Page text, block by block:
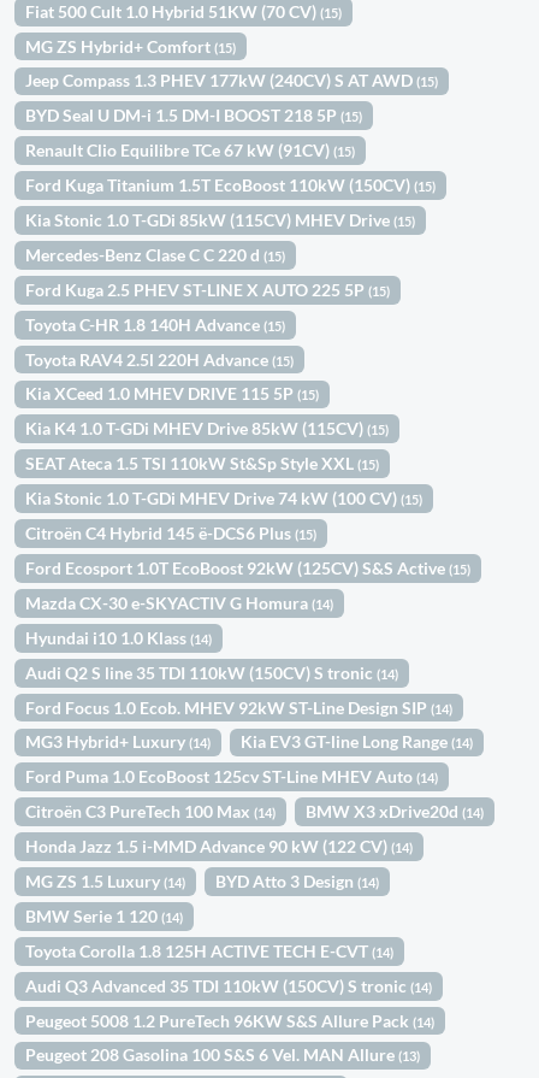
Fiat 500 Cult 1.0 Hybrid 51KW (70 CV)(15)
MG ZS Hybrid+ Comfort(15)
Jeep Compass 1.3 PHEV 177kW (240CV) S AT AWD(15)
BYD Seal U DM-i 1.5 DM-I BOOST 218 5P(15)
Renault Clio Equilibre TCe 67 kW (91CV)(15)
Ford Kuga Titanium 1.5T EcoBoost 110kW (150CV)(15)
Kia Stonic 1.0 T-GDi 85kW (115CV) MHEV Drive(15)
Mercedes-Benz Clase C C 220 d(15)
Ford Kuga 2.5 PHEV ST-LINE X AUTO 225 5P(15)
Toyota C-HR 1.8 140H Advance(15)
Toyota RAV4 2.5l 220H Advance(15)
Kia XCeed 1.0 MHEV DRIVE 115 5P(15)
Kia K4 1.0 T-GDi MHEV Drive 85kW (115CV)(15)
SEAT Ateca 1.5 TSI 110kW St&Sp Style XXL(15)
Kia Stonic 1.0 T-GDi MHEV Drive 74 kW (100 CV)(15)
Citroën C4 Hybrid 145 ë-DCS6 Plus(15)
Ford Ecosport 1.0T EcoBoost 92kW (125CV) S&S Active(15)
Mazda CX-30 e-SKYACTIV G Homura(14)
Hyundai i10 1.0 Klass(14)
Audi Q2 S line 35 TDI 110kW (150CV) S tronic(14)
Ford Focus 1.0 Ecob. MHEV 92kW ST-Line Design SIP(14)
MG3 Hybrid+ Luxury(14) Kia EV3 GT-line Long Range(14)
Ford Puma 1.0 EcoBoost 125cv ST-Line MHEV Auto(14)
Citroën C3 PureTech 100 Max(14) BMW X3 xDrive20d(14)
Honda Jazz 1.5 i-MMD Advance 90 kW (122 CV)(14)
MG ZS 1.5 Luxury(14) BYD Atto 3 Design(14)
BMW Serie 1 120(14)
Toyota Corolla 1.8 125H ACTIVE TECH E-CVT(14)
Audi Q3 Advanced 35 TDI 110kW (150CV) S tronic(14)
Peugeot 5008 1.2 PureTech 96KW S&S Allure Pack(14)
Peugeot 208 Gasolina 100 S&S 6 Vel. MAN Allure(13)